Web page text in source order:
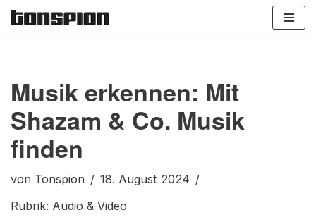
Musik erkennen: Mit
Shazam & Co. Musik
finden
von Tonspion
18. August 2024
Rubrik: Audio & Video